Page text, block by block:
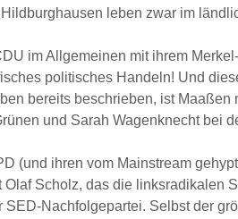
leben zwar im
im Allgemeinen mit ihrem
politisches Handeln! Und
bereits beschrieben, ist
und Sarah Wagenknecht bei
(und ihren vom Mainstream
Olaf Scholz, das die linksradikalen
SED-Nachfolgepartei. Selbst der